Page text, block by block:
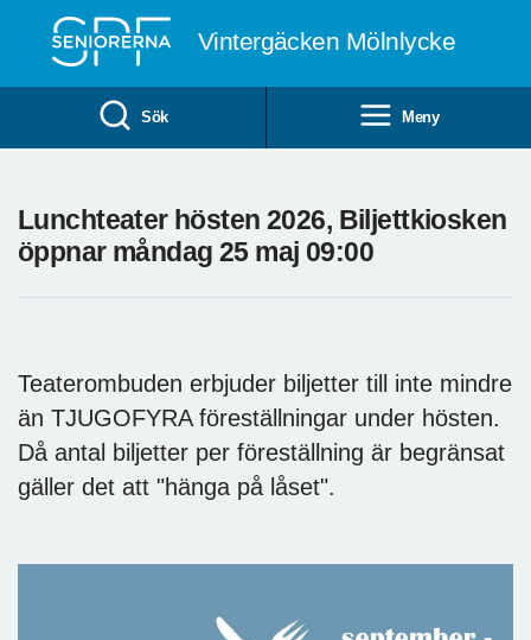
Vintergäcken Mölnlycke
Sök Meny
Lunchteater hösten 2026, Biljettkiosken
öppnar måndag 25 maj 09:00
Teaterombuden erbjuder biljetter till inte mindre
än TJUGOFYRA föreställningar under hösten.
Då antal biljetter per föreställning är begränsat
gäller det att "hänga på låset".